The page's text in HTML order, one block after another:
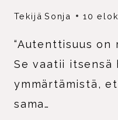
Tekijä Sonja 10
“Autenttisuus on
Se vaatii itsensä
ymmärtämistä,
sama…